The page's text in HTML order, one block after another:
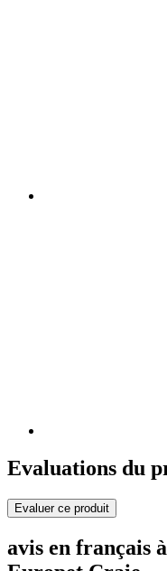
Evaluations du
Evaluer ce produit
avis en français